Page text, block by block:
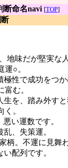
断命名navi [TOP]
地味だが堅実な
運○。
極性で成功をつ
富む。
生を、踏み外す
。
悪い運数です。
、失策運。
。不運に見舞わ
配列です。